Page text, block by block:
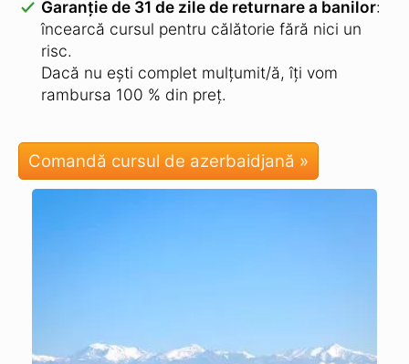
Garanție de 31 de zile de returnare a banilor:
încearcă cursul pentru călătorie fără nici un
risc.
Dacă nu ești complet mulțumit/ă, îți vom
rambursa 100 % din preț.
Comandă cursul de azerbaidjană »